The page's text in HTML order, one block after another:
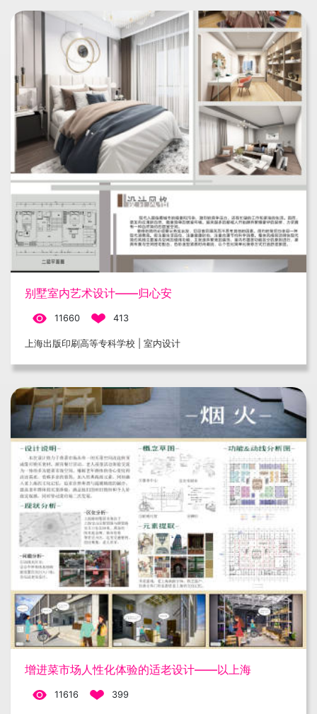
别墅室内艺术设计——归心安
11660 413
上海出版印刷高等专科学校 | 室内设计
增进菜市场人性化体验的适老设计——以上海
11616 399